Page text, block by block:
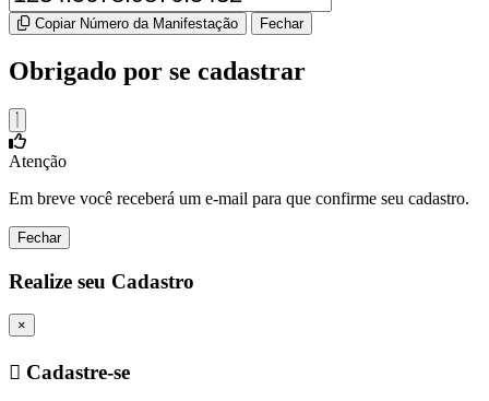
Copiar Número da Manifestação Fechar
Obrigado por se cadastrar
Atenção
Em breve você receberá um e-mail para que confirme seu cadastro.
Fechar
Realize seu Cadastro
×
Cadastre-se